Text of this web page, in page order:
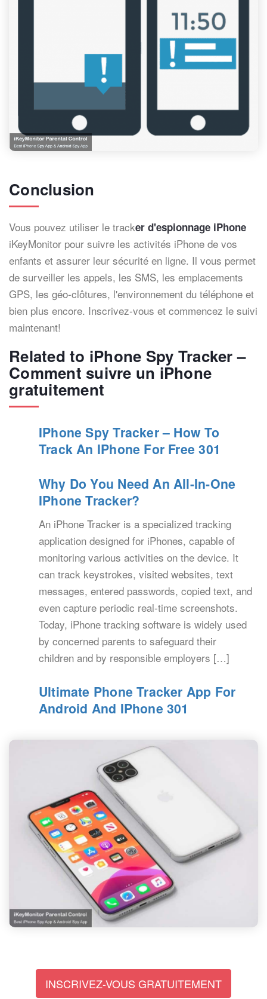
Conclusion
Vous pouvez utiliser le tracker d'espionnage iPhone
iKeyMonitor pour suivre les activités iPhone de vos
enfants et assurer leur sécurité en ligne. Il vous permet
de surveiller les appels, les SMS, les emplacements
GPS, les géo-clôtures, l'environnement du téléphone et
bien plus encore. Inscrivez-vous et commencez le suivi
maintenant!
Related to iPhone Spy Tracker –
Comment suivre un iPhone
gratuitement
IPhone Spy Tracker – How To
Track An IPhone For Free 301
Why Do You Need An All-In-One
IPhone Tracker?
An iPhone Tracker is a specialized tracking
application designed for iPhones, capable of
monitoring various activities on the device. It
can track keystrokes, visited websites, text
messages, entered passwords, copied text, and
even capture periodic real-time screenshots.
Today, iPhone tracking software is widely used
by concerned parents to safeguard their
children and by responsible employers […]
Ultimate Phone Tracker App For
Android And IPhone 301
INSCRIVEZ-VOUS GRATUITEMENT